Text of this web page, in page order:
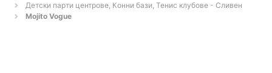
Детски парти центрове, Конни бази, Тенис клубове - Сливен
Mojito Vogue